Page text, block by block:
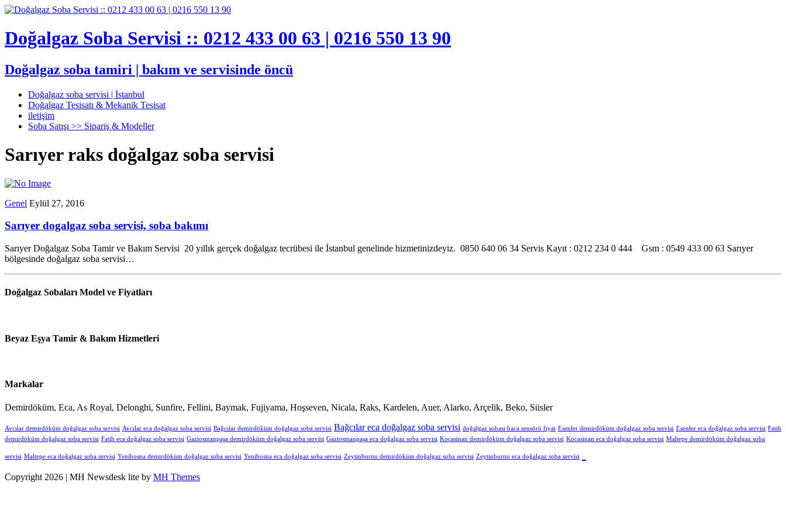
Doğalgaz Soba Servisi :: 0212 433 00 63 | 0216 550 13 90
Doğalgaz soba tamiri | bakım ve servisinde öncü
Doğalgaz soba servisi | İstanbul
Doğalgaz Tesisatı & Mekanik Tesisat
iletişim
Soba Satışı >> Sipariş & Modeller
Sarıyer raks doğalgaz soba servisi
Genel Eylül 27, 2016
Sarıyer dogalgaz soba servisi, soba bakımı
Sarıyer Doğalgaz Soba Tamir ve Bakım Servisi 20 yıllık gerçek doğalgaz tecrübesi ile İstanbul genelinde hizmetinizdeyiz. 0850 640 06 34 Servis Kayıt : 0212 234 0 444 Gsm : 0549 433 00 63 Sarıyer
bölgesinde doğalgaz soba servisi…
Doğalgaz Sobaları Model ve Fiyatları
Beyaz Eşya Tamir & Bakım Hizmetleri
Markalar
Demirdöküm, Eca, As Royal, Delonghi, Sunfire, Fellini, Baymak, Fujiyama, Hoşseven, Nicala, Raks, Kardelen, Auer, Alarko, Arçelik, Beko, Süsler
Avcılar demirdöküm doğalgaz soba servisi Avcılar eca doğalgaz soba servisi Bağcılar demirdöküm doğalgaz soba servisi Bağcılar eca doğalgaz soba servisi doğalgaz sobası baca sensörü fiyat Esenler demirdöküm doğalgaz soba servisi Esenler eca doğalgaz soba servisi Fatih
demirdöküm doğalgaz soba servisi Fatih eca doğalgaz soba servisi Gaziosmanpaşa demirdöküm doğalgaz soba servisi Gaziosmanpaşa eca doğalgaz soba servisi Kocasinan demirdöküm doğalgaz soba servisi Kocasinan eca doğalgaz soba servisi Maltepe demirdöküm doğalgaz soba
servisi Maltepe eca doğalgaz soba servisi Yenibosna demirdöküm doğalgaz soba servisi Yenibosna eca doğalgaz soba servisi Zeytinburnu demirdöküm doğalgaz soba servisi Zeytinburnu eca doğalgaz soba servisi
Copyright 2026 | MH Newsdesk lite by MH Themes